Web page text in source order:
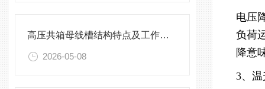
高压共箱母线槽结构特点及工作原理
2026-05-08
电压
负荷
降意
3、